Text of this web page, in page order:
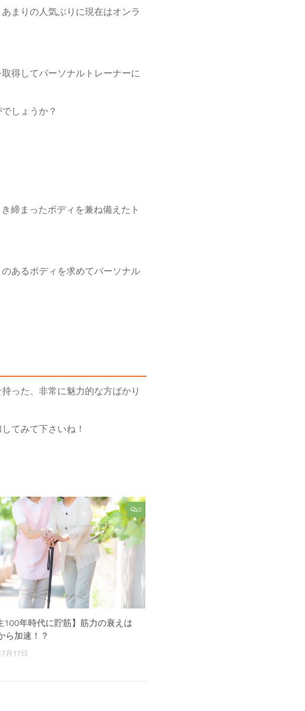
まりの人気ぶりに現在はオンラ
得してパーソナルトレーナーに
しょうか？
締まったボディを兼ね備えたト
あるボディを求めてパーソナル
った、非常に魅力的な方ばかり
てみて下さいね！
0
100年時代に貯筋】筋力の衰えは
ら加速！？
月17日